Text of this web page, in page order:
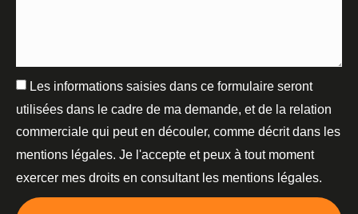
Les informations saisies dans ce formulaire seront
utilisées dans le cadre de ma demande, et de la relation
commerciale qui peut en découler, comme décrit dans les
mentions légales. Je l'accepte et peux à tout moment
exercer mes droits en consultant les mentions légales.